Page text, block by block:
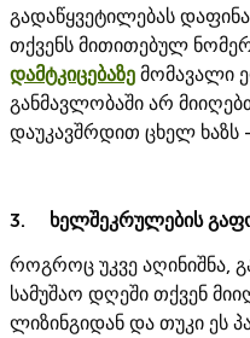
გადაწყვეტილებას
თქვენს მითითებულ
დამტკიცებაზე მომავალი
განმავლობაში არ
დაუკავშრდით ცხელ ხაზს
3. ხელშეკრულების
როგროც უკვე აღინიშნა,
სამუშაო დღეში თქვენ
ლიზინგიდან და თუკი ეს